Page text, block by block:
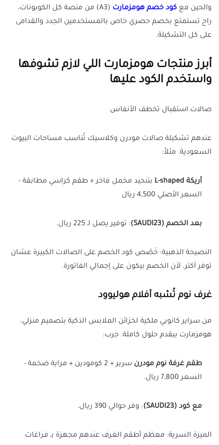
والحين مع كود خصم هومزمارت
(A3) من منصة كل الكوبونات،
راح تستمتع بخصم حصري خاص بالمستخدمين الجدد والقدامى
على كل التشكيلة.
أبرز منتجات هومزمارت اللي لازم تشوفها
واستخدم الكود عليها
صالات استقبال تخطف الأنفاس
عندهم تشكيلة صالات مودرن وكلاسيك تُناسب مساحات البيوت
السعودية. مثلاً:
أريكة L-shaped
بتنجيد مخمل فاخر + طقم كراسي مطابقة -
السعر الأصلي 4,500 ريال
بعد الخصم (SAUDI23) : توفير يصل لـ 225 ريال.
النصيحة الذهبية: خَصّص كود الخصم على الصالات الكبيرة عشان
توفر أكتر، لأن الخصم بيكون على إجمالي الفاتورة.
غرف نوم تُشبه أفلام هوليوود
من سراير كانوبي ملكية لخزائن الملابس الذكية بتصميم منزلي،
هومزمارت بيقدم حلول كاملة. جرب:
طقم غرفة نوم مودرن
سرير + 2 كومودين + مراية ضخمة -
السعر 7,800 ريال.
مع كود (SAUDI23) : وفر حوالي 390 ريال.
الميزة السرية: معظم أطقم الغرف عندهم مجهزة بـ فراغات